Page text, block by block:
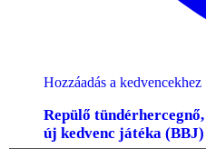
Hozzáadás a kedvencekhez
Repülő
új kedvenc játéka (BBJ)